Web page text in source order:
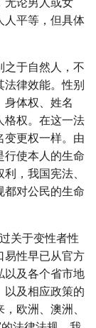
人平等，但具体
之于自然人，不
法律效能。性别
身体权、姓名
格权。在这一法
变更权一样。由
行使本人的生命
，我国宪法、
都对公民的生命
关于变性者性
易性早已从官方
以及各个省市地
以及相应政策的
欧洲、澳洲、